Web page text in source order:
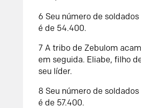
6 Seu número de
é de 54.400.
7 A tribo de Zebulom
em seguida. Eliabe, filho
seu líder.
8 Seu número de
é de 57.400.